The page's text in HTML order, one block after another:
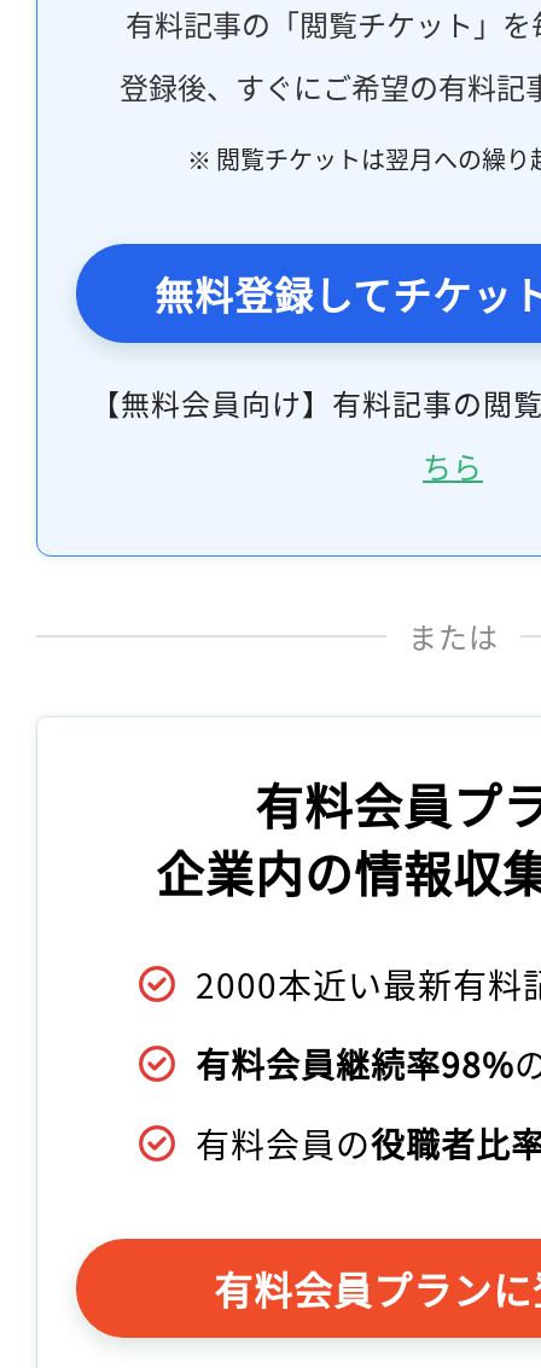
有料記事の「閲覧チケット」
登録後、すぐにご希望の有料記
※ 閲覧チケットは翌月への繰り
無料登録してチケッ
【無料会員向け】有料記事の閲
ちら
または
有料会員プ
企業内の情報収
2000本近い最新有料
有料会員継続率98%
有料会員の役職者比
有料会員プラン